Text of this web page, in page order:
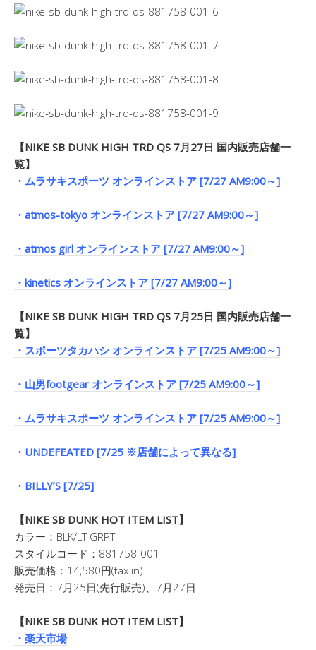
【NIKE SB DUNK HIGH TRD QS 7月27日 国内販売店舗一
覧】
・ムラサキスポーツ オンラインストア [7/27 AM9:00～]
・atmos-tokyo オンラインストア [7/27 AM9:00～]
・atmos girl オンラインストア [7/27 AM9:00～]
・kinetics オンラインストア [7/27 AM9:00～]
【NIKE SB DUNK HIGH TRD QS 7月25日 国内販売店舗一
覧】
・スポーツタカハシ オンラインストア [7/25 AM9:00～]
・山男footgear オンラインストア [7/25 AM9:00～]
・ムラサキスポーツ オンラインストア [7/25 AM9:00～]
・UNDEFEATED [7/25 ※店舗によって異なる]
・BILLY’S [7/25]
【NIKE SB DUNK HOT ITEM LIST】
カラー：BLK/LT GRPT
スタイルコード：881758-001
販売価格：14,580円(tax in)
発売日：7月25日(先行販売)、7月27日
【NIKE SB DUNK HOT ITEM LIST】
・楽天市場